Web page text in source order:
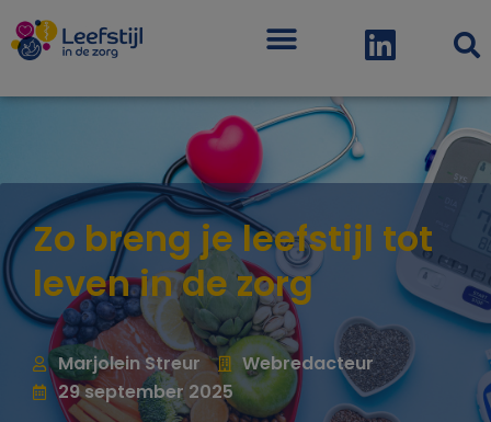
Menu
Zo breng je leefstijl tot
leven in de zorg
Marjolein Streur
Webredacteur
29 september 2025